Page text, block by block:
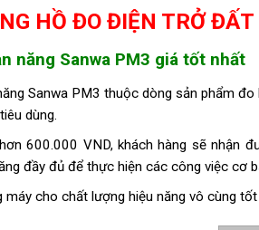
HỒ ĐO ĐIỆN TRỞ
năng Sanwa PM3 giá tốt nhất
Sanwa PM3 thuộc dòng sản phẩm
dùng.
600.000 VND, khách hàng sẽ nhận
đầy đủ để thực hiện các công việc cơ
máy cho chất lượng hiệu năng vô cùng